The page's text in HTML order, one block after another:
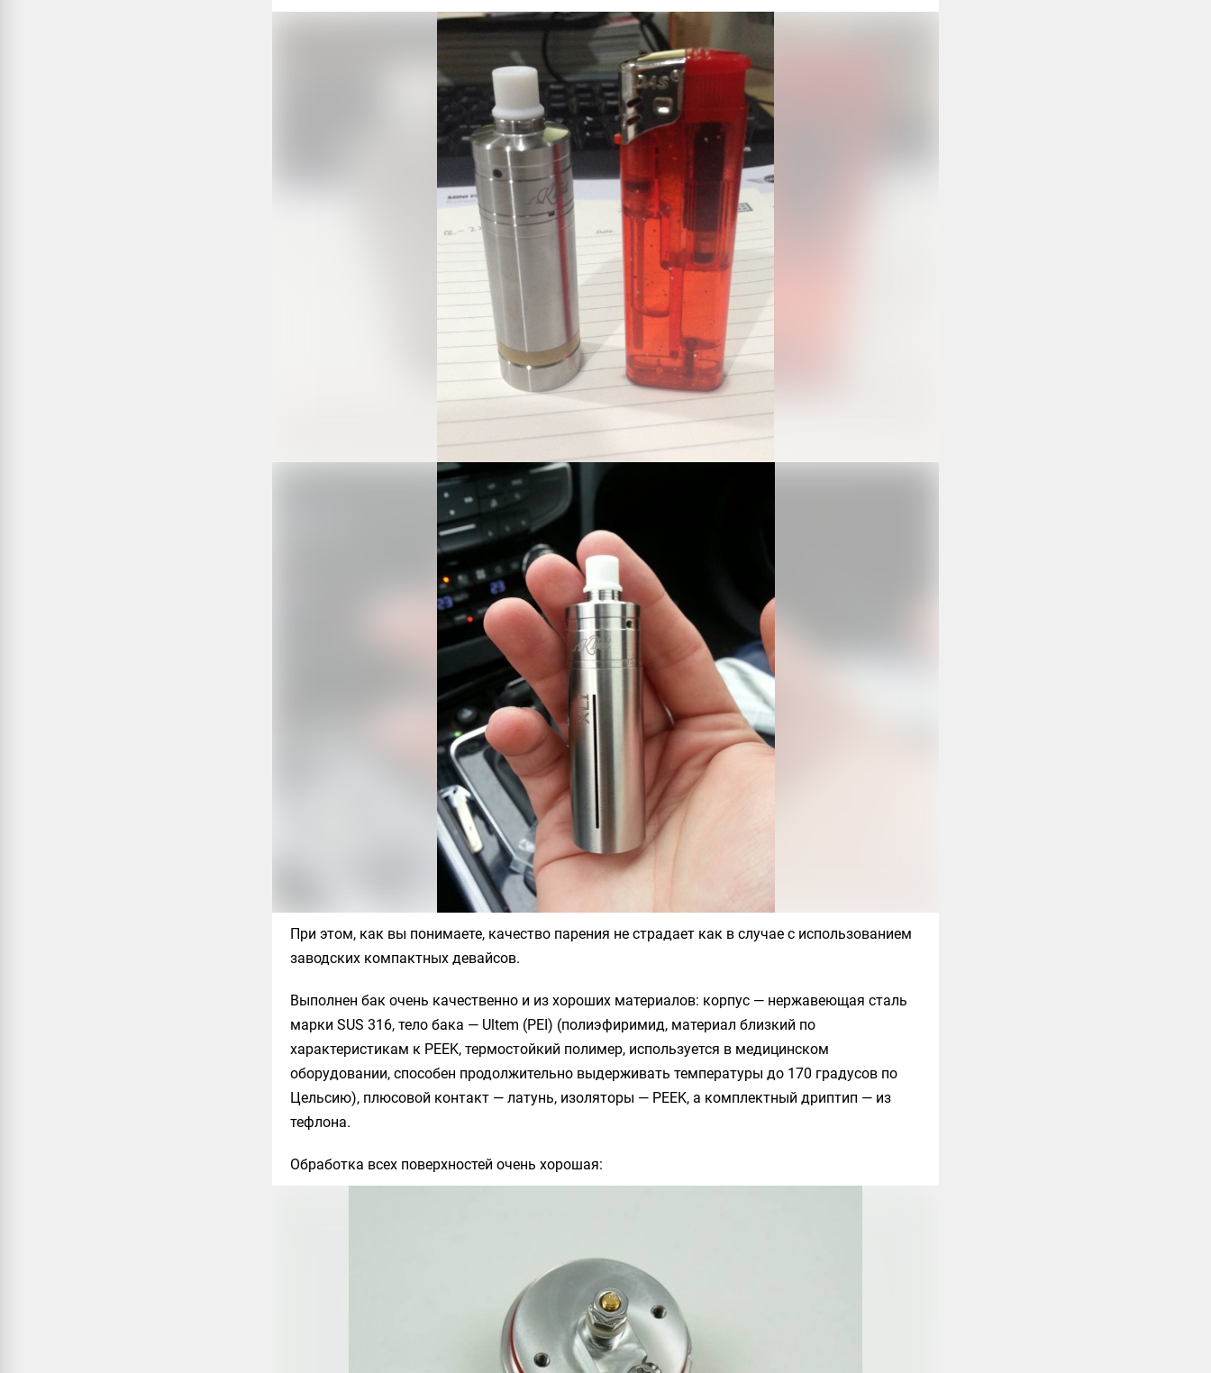
При этом, как вы понимаете, качество парения не страдает как в случае с использованием
заводских компактных девайсов.
Выполнен бак очень качественно и из хороших материалов: корпус — нержавеющая сталь
марки SUS 316, тело бака — Ultem (PEI) (полиэфиримид, материал близкий по
характеристикам к PEEK, термостойкий полимер, используется в медицинском
оборудовании, способен продолжительно выдерживать температуры до 170 градусов по
Цельсию), плюсовой контакт — латунь, изоляторы — PEEK, а комплектный дриптип — из
тефлона.
Обработка всех поверхностей очень хорошая: